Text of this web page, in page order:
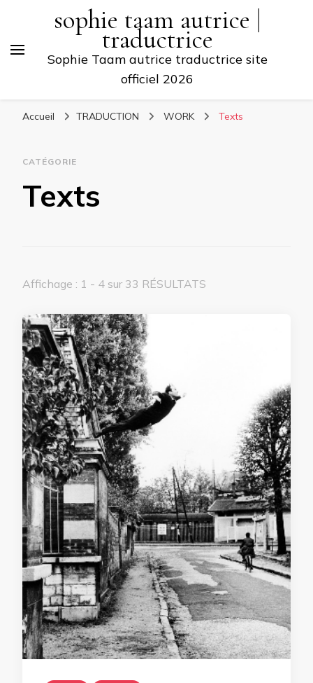
sophie taam autrice |
traductrice
Sophie Taam autrice traductrice site
officiel 2026
Accueil TRADUCTION WORK Texts
CATÉGORIE
Texts
Affichage : 1 - 4 sur 33 RÉSULTATS